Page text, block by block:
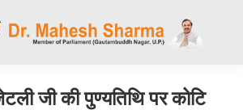
जी की पुण्यतिथि पर कोटि